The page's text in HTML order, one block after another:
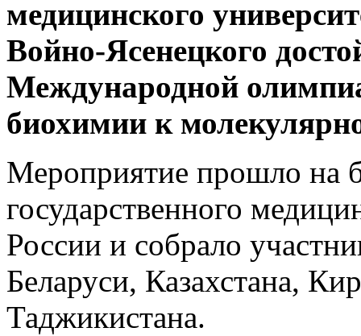
медицинского
Войно-Ясенецкого
Международной
биохимии к
Мероприятие прошло на
государственного
России и собрало
Беларуси, Казахстана,
Таджикистана.